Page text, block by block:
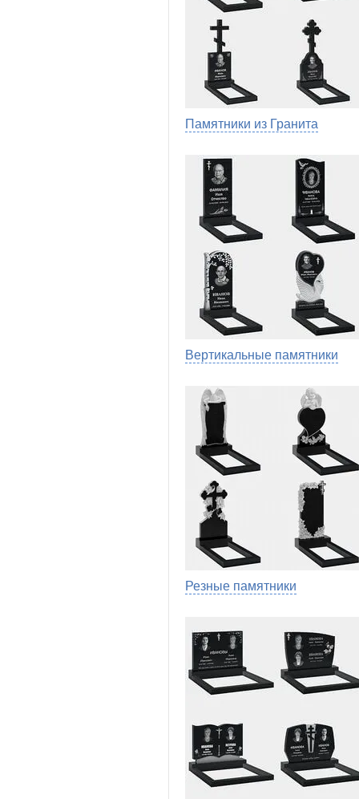
Памятники из Гранита
Вертикальные памятники
Резные памятники